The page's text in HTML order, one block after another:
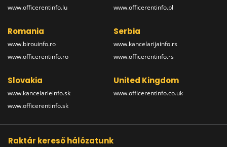
www.officerentinfo.lu
www.officerentinfo.pl
Romania
www.birouinfo.ro
www.officerentinfo.ro
Serbia
www.kancelarijainfo.rs
www.officerentinfo.rs
Slovakia
www.kancelarieinfo.sk
www.officerentinfo.sk
United Kingdom
www.officerentinfo.co.uk
Raktár kereső hálózatunk